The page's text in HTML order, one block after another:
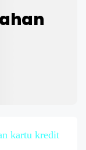
kartu kredit